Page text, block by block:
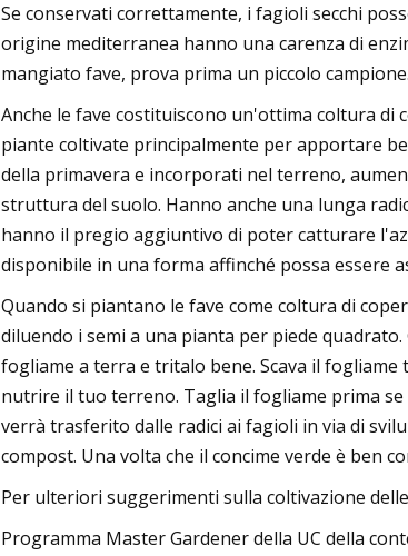
Se conservati correttamente, i fagioli secchi
origine mediterranea hanno una carenza di
mangiato fave, prova prima un piccolo campione.
Anche le fave costituiscono un'ottima coltura di
piante coltivate principalmente per apportare
della primavera e incorporati nel terreno,
struttura del suolo. Hanno anche una lunga
hanno il pregio aggiuntivo di poter catturare
disponibile in una forma affinché possa essere
Quando si piantano le fave come coltura di
diluendo i semi a una pianta per piede
fogliame a terra e tritalo bene. Scava il
nutrire il tuo terreno. Taglia il fogliame prima
verrà trasferito dalle radici ai fagioli in via di
compost. Una volta che il concime verde è ben
Per ulteriori suggerimenti sulla coltivazione
Programma Master Gardener della UC della